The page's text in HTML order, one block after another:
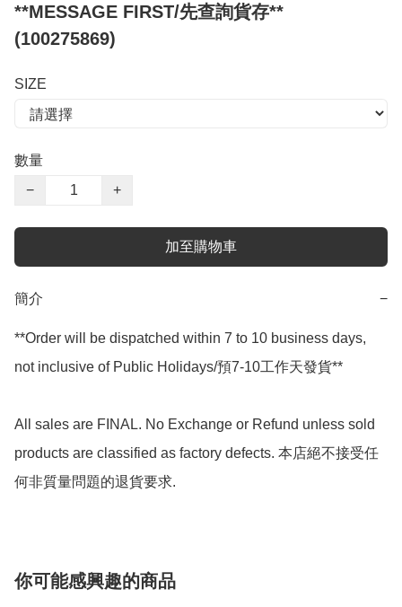
**MESSAGE FIRST/先查詢貨存**
(100275869)
SIZE
數量
−
+
加至購物車
簡介 −
**Order will be dispatched within 7 to 10 business days,
not inclusive of Public Holidays/預7-10工作天發貨**
All sales are FINAL. No Exchange or Refund unless sold
products are classified as factory defects. 本店絕不接受任
何非質量問題的退貨要求.
你可能感興趣的商品